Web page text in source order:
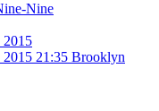
Nine
2015
2015 21:35 Brooklyn